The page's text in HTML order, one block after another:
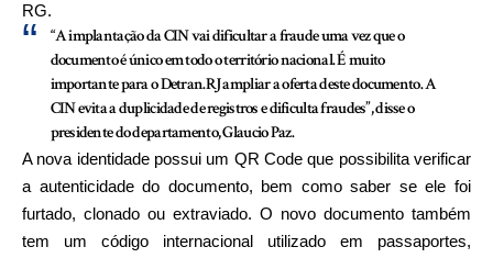
RG.
“A implantação da CIN vai dificultar a fraude uma vez que o
documento é único em todo o território nacional. É muito
importante para o Detran.RJ ampliar a oferta deste documento. A
CIN evita a duplicidade de registros e dificulta fraudes”, disse o
presidente do departamento, Glaucio Paz.
A nova identidade possui um QR Code que possibilita verificar
a autenticidade do documento, bem como saber se ele foi
furtado, clonado ou extraviado. O novo documento também
tem um código internacional utilizado em passaportes,